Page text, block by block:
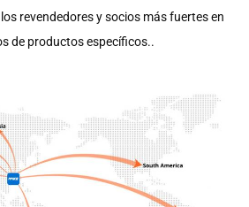
revendedores y socios más fuertes en
de productos específicos..